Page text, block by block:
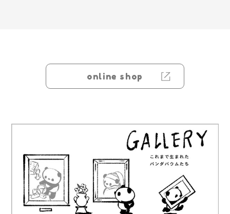
online shop